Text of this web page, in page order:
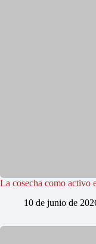
La cosecha como activo
10 de junio de